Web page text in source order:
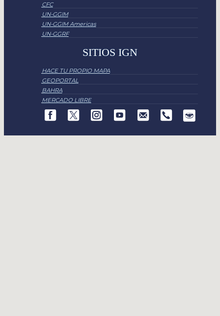
CFC
UN-GGIM
UN-GGIM Americas
UN-GGRF
SITIOS IGN
HACE TU PROPIO MAPA
GEOPORTAL
BAHRA
MERCADO LIBRE